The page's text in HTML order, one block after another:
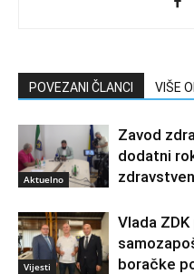
POVEZANI ČLANCI VIŠE
Aktuelno
Zavod
dodatni
Vijesti
Vlada
boračke